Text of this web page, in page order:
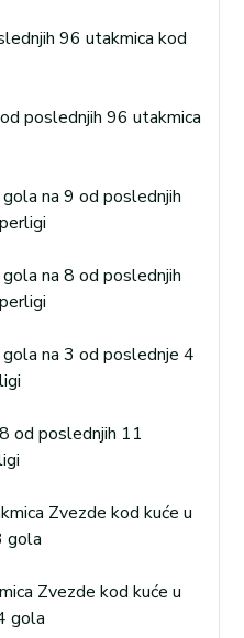
96 utakmica kod
poslednjih 96 utakmica
na 9 od poslednjih
na 8 od poslednjih
na 3 od poslednje 4
od poslednjih 11
Zvezde kod kuće u
gola
Zvezde kod kuće u
gola